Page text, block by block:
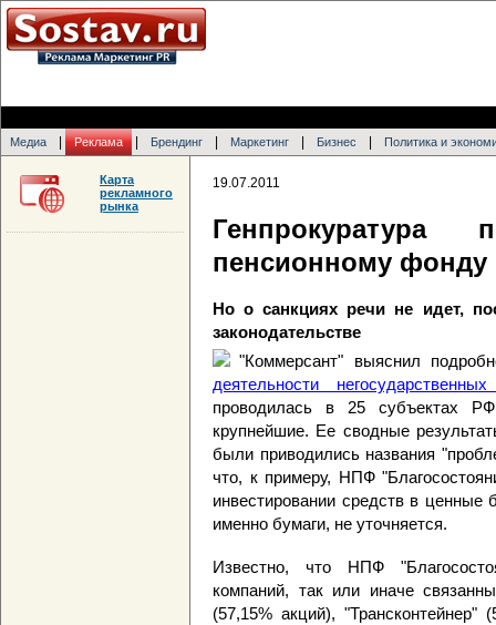
Медиа Реклама Брендинг Маркетинг Бизнес Политика и
19.07.2011
Генпрокуратура
пенсионному
Но о санкциях речи не идет,
законодательстве
"Коммерсант" выяснил
деятельности
проводилась в 25 субъектах
крупнейшие. Ее сводные
были приводились названия
что, к примеру, НПФ
инвестировании средств в
именно бумаги, не уточняется.
Известно, что НПФ
компаний, так или иначе
(57,15% акций),
Карта
рекламного
рынка